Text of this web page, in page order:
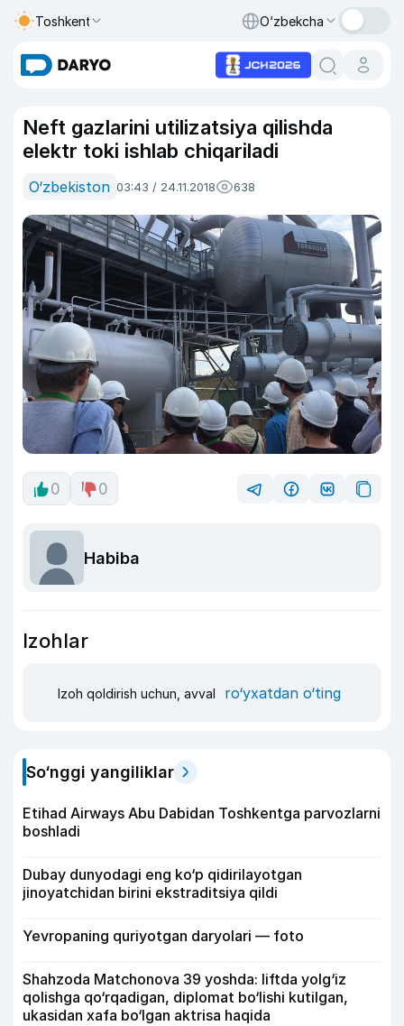
Toshkent O‘zbekcha
Neft gazlarini utilizatsiya qilishda
elektr toki ishlab chiqariladi
O‘zbekiston 03:43 / 24.11.2018 638
0 0
Habiba
Izohlar
Izoh qoldirish uchun, avval ro‘yxatdan o‘ting
So‘nggi yangiliklar
Etihad Airways Abu Dabidan Toshkentga parvozlarni
boshladi
Dubay dunyodagi eng ko‘p qidirilayotgan
jinoyatchidan birini ekstraditsiya qildi
Yevropaning quriyotgan daryolari — foto
Shahzoda Matchonova 39 yoshda: liftda yolg‘iz
qolishga qo‘rqadigan, diplomat bo‘lishi kutilgan,
ukasidan xafa bo‘lgan aktrisa haqida